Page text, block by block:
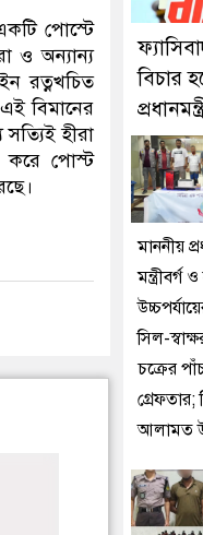
করেছে মিরপুর মডেল
পোস্টে
ও অন্যান্য
রত্নখচিত
বিমানের
সত্যিই হীরা
করে পোস্ট
বিচার
মাননীয়
মন্ত্রীবর্গ
সিল-
চক্রের
আলামত